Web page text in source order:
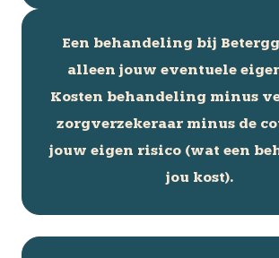
Een behandeling bij
alleen jouw eventuele
Kosten behandeling minus
zorgverzekeraar minus de
jouw eigen risico (wat een
jou kost).